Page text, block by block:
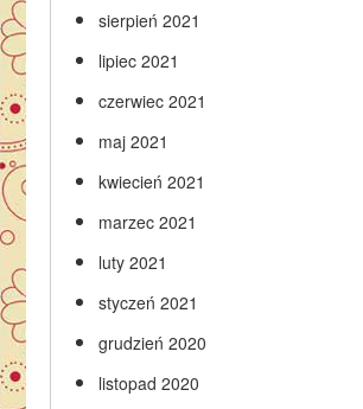
sierpień 2021
lipiec 2021
czerwiec 2021
maj 2021
kwiecień 2021
marzec 2021
luty 2021
styczeń 2021
grudzień 2020
listopad 2020